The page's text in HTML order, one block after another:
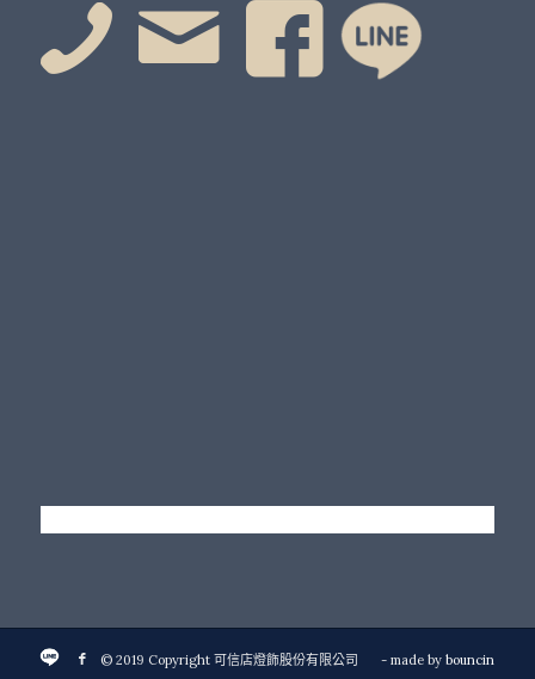
© 2019 Copyright 可信店燈飾股份有限公司 - made bybouncin